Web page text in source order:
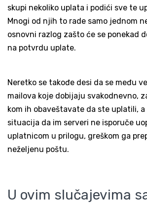
skupi nekoliko uplata i podići sve te
Mnogi od njih to rade samo jednom
osnovni razlog zašto će se ponekad
na potvrdu uplate.
Neretko se takođe desi da se među
mailova koje dobijaju svakodnevno,
kom ih obaveštavate da ste uplatili, a
situacija da im serveri ne isporuče
uplatnicom u prilogu, greškom ga
neželjenu poštu.
U ovim slučajevima